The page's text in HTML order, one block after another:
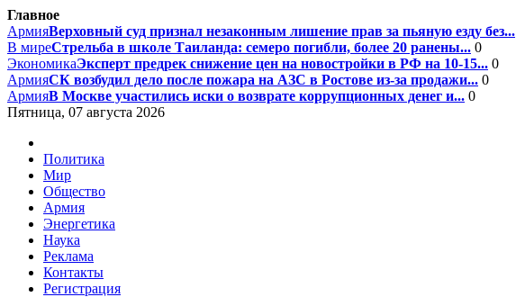
Главное
АрмияВерховный суд признал незаконным лишение прав за пьяную езду без...
В миреСтрельба в школе Таиланда: семеро погибли, более 20 ранены... 0
ЭкономикаЭксперт предрек снижение цен на новостройки в РФ на 10-15... 0
АрмияСК возбудил дело после пожара на АЗС в Ростове из-за продажи... 0
АрмияВ Москве участились иски о возврате коррупционных денег и... 0
Пятница, 07 августа 2026
Политика
Мир
Общество
Армия
Энергетика
Наука
Реклама
Контакты
Регистрация